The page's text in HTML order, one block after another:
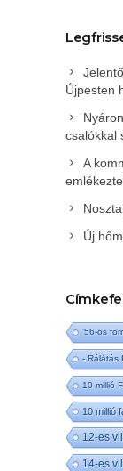
Újpesten
csalókkal
A
Új
'56-os
- Rálátás
10 millió
10 millió
12-es
14-es